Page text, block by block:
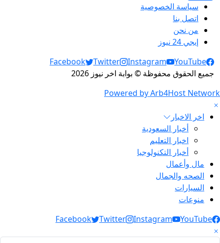
سياسة الخصوصية
اتصل بنا
من نحن
إيجي 24 نيوز
Social Links
Facebook Twitter Instagram
YouTube
جميع الحقوق محفوظة © بوابة اخر نيوز 2026
Powered by Arb4Host Network
اخر الاخبار
أخبار السعودية
اخبار التعليم
أخبار التكنولوجيا
مال وأعمال
الصحه والجمال
السيارات
منوعات
Social Links
Facebook Twitter Instagram YouTube